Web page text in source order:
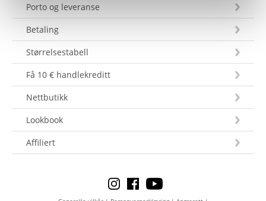
Porto og leveranse
Betaling
Størrelsestabell
Få 10 € handlekreditt
Nettbutikk
Lookbook
Affiliert